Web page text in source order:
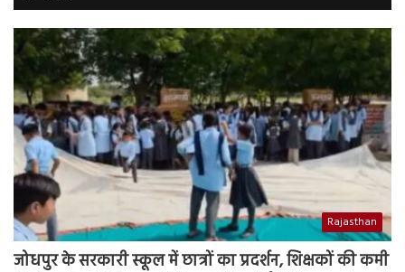
Rajasthan
जोधपुर के सरकारी स्कूल में छात्रों का प्रदर्शन, शिक्षकों की कमी